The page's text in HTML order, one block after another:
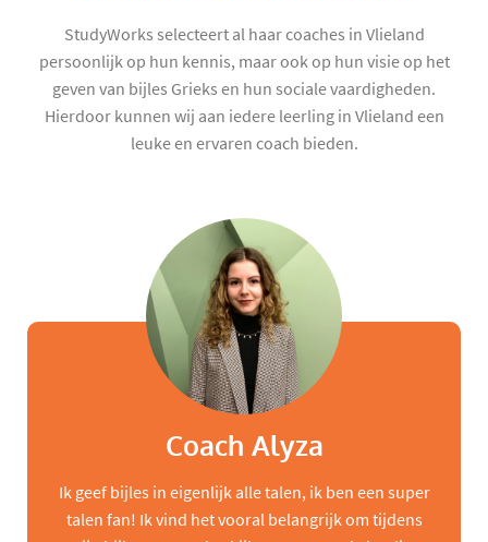
StudyWorks selecteert al haar coaches in Vlieland
persoonlijk op hun kennis, maar ook op hun visie op het
geven van bijles Grieks en hun sociale vaardigheden.
Hierdoor kunnen wij aan iedere leerling in Vlieland een
leuke en ervaren coach bieden.
Coach Alyza
Ik geef bijles in eigenlijk alle talen, ik ben een super
talen fan! Ik vind het vooral belangrijk om tijdens